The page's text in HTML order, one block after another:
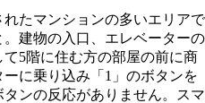
たマンションの多いエリアで
建物の入口、エレベーターの
5階に住む方の部屋の前に商
に乗り込み「1」のボタンを
ンの反応がありません。スマ